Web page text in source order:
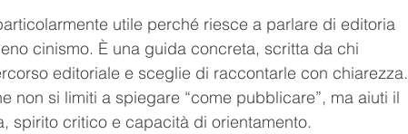
utile perché riesce a parlare di editoria
cinismo. È una guida concreta, scritta da chi
editoriale e sceglie di raccontarle con chiarezza.
non si limiti a spiegare “come pubblicare”, ma aiuti il
spirito critico e capacità di orientamento.